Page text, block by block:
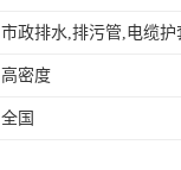
市政排水,排污管,电缆护
高密度
全国